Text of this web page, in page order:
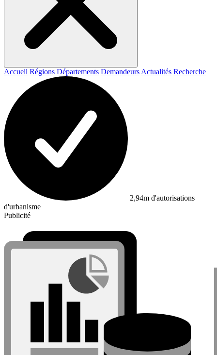
Accueil Régions Départements Demandeurs Actualités Recherche
2,94m d'autorisations
d'urbanisme
Publicité